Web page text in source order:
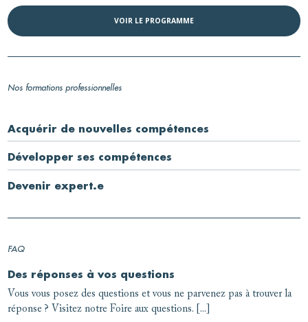
VOIR LE PROGRAMME
Nos formations professionnelles
Acquérir de nouvelles compétences
Développer ses compétences
Devenir expert.e
FAQ
Des réponses à vos questions
Vous vous posez des questions et vous ne parvenez pas à trouver la
réponse ? Visitez notre Foire aux questions. [...]